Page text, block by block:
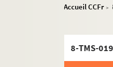
Accueil CCFr >
8-TMS-
Willy et
André